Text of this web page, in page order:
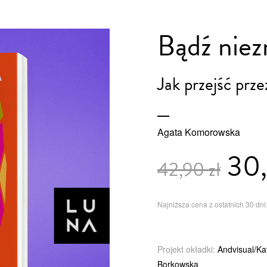
Bądź
Jak przejść
Agata Komorowska
42,90 zł
Najniższa cena z ostatnich 30
Projekt okładki: Andvisual/
Borkowska